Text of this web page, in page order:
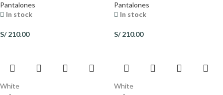
Pantalones
In stock
S/210.00
Pantalones
In stock
S/210.00
White White